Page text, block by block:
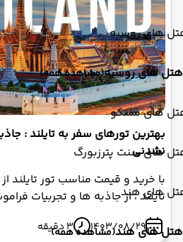
های روسیه
هتل های روسیه(مشاهده همه)
های مسکو
های سنت پترزبورگ
های هند
هتل های هند(مشاهده همه)
بهترین تورهای سفر به تایلند :
نشدنی
با خرید و قیمت مناسب تور تایلند
تایلند ، از جاذبه ها و تجربیات
ببرید
1403/08/29 3 دقیقه